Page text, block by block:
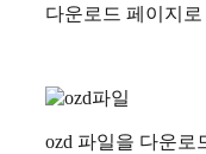
다운로드 페이지
ozd 파일을 다운로